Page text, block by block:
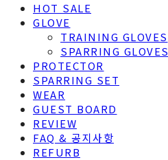
HOT SALE
GLOVE
TRAINING GLOVES
SPARRING GLOVES
PROTECTOR
SPARRING SET
WEAR
GUEST BOARD
REVIEW
FAQ & 공지사항
REFURB